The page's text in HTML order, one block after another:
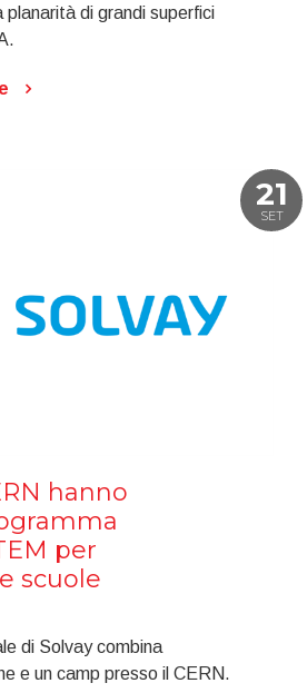
planarità di grandi superfici
21
SET
hanno
per
scuole
di Solvay combina
e un camp presso il CERN.